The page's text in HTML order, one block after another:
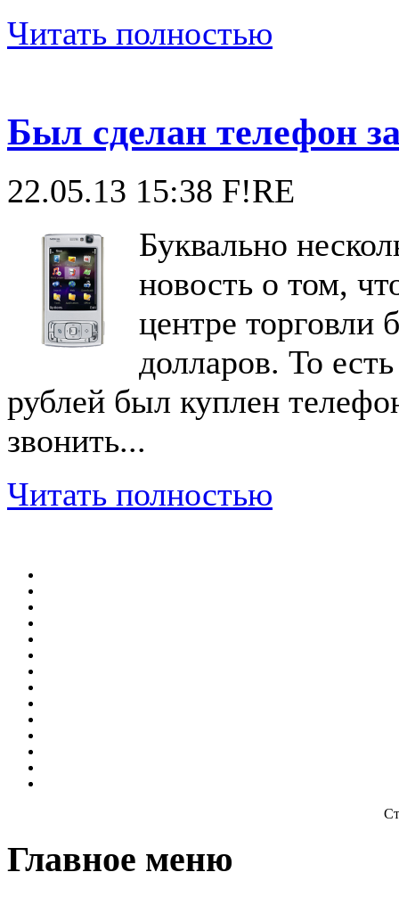
Читать полностью
Был сделан телефон
22.05.13 15:38 F!RE
Буквально
новость о том,
центре торговли
долларов. То
рублей был куплен
звонить...
Читать полностью
Главное меню